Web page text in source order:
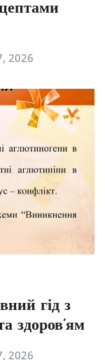
2026
гід з
здоров’ям
2026